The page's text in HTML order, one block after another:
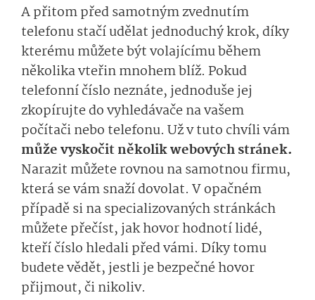
A přitom před samotným zvednutím
telefonu stačí udělat jednoduchý krok, díky
kterému můžete být volajícímu během
několika vteřin mnohem blíž. Pokud
telefonní číslo neznáte, jednoduše jej
zkopírujte do vyhledávače na vašem
počítači nebo telefonu. Už v tuto chvíli vám
může vyskočit několik webových stránek.
Narazit můžete rovnou na samotnou firmu,
která se vám snaží dovolat. V opačném
případě si na specializovaných stránkách
můžete přečíst, jak hovor hodnotí lidé,
kteří číslo hledali před vámi. Díky tomu
budete vědět, jestli je bezpečné hovor
přijmout, či nikoliv.